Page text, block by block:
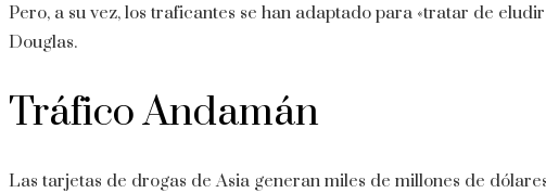
Pero, a su vez, los traficantes se han adaptado para «tratar de
Douglas.
Tráfico Andamán
Las tarjetas de drogas de Asia generan miles de millones de